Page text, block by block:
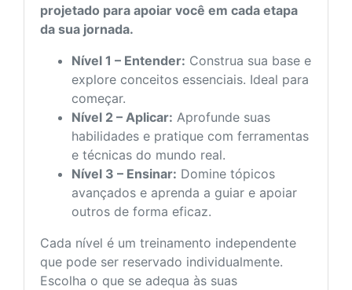
projetado para apoiar você em cada etapa
da sua jornada.
Nível 1 – Entender: Construa sua base e
explore conceitos essenciais. Ideal para
começar.
Nível 2 – Aplicar: Aprofunde suas
habilidades e pratique com ferramentas
e técnicas do mundo real.
Nível 3 – Ensinar: Domine tópicos
avançados e aprenda a guiar e apoiar
outros de forma eficaz.
Cada nível é um treinamento independente
que pode ser reservado individualmente.
Escolha o que se adequa às suas